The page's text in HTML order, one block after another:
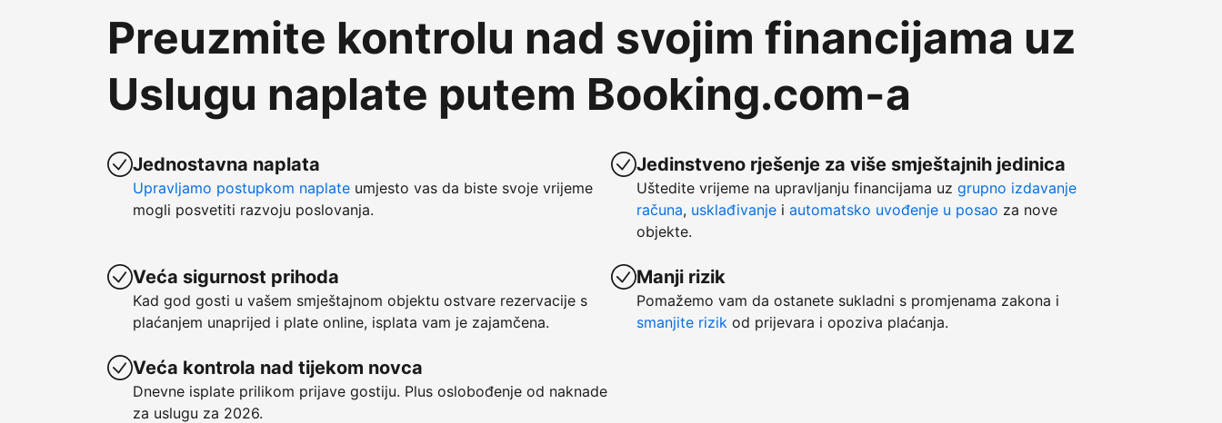
Preuzmite kontrolu nad svojim financijama uz
Uslugu naplate putem Booking.com-a
Jednostavna naplata
Upravljamo postupkom naplate umjesto vas da biste svoje vrijeme
mogli posvetiti razvoju poslovanja.
Veća sigurnost prihoda
Kad god gosti u vašem smještajnom objektu ostvare rezervacije s
plaćanjem unaprijed i plate online, isplata vam je zajamčena.
Veća kontrola nad tijekom novca
Dnevne isplate prilikom prijave gostiju. Plus oslobođenje od naknade
za uslugu za 2026.
Jedinstveno rješenje za više smještajnih jedinica
Uštedite vrijeme na upravljanju financijama uz grupno izdavanje
računa, usklađivanje i automatsko uvođenje u posao za nove
objekte.
Manji rizik
Pomažemo vam da ostanete sukladni s promjenama zakona i
smanjite rizik od prijevara i opoziva plaćanja.